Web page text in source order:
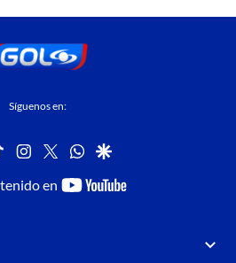
Síguenos en:
tiktok instagram
twitterwhatsapp
google
en
youtube-